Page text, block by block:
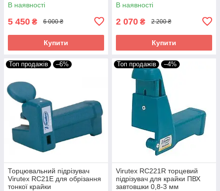
В наявності
5 450 ₴ 6 000 ₴
Купити
В наявності
2 070 ₴ 2 200 ₴
Купити
Топ продажів –6%
Торцювальний підрізувач
Virutex RC21E для обрізання
тонкої крайки
Топ продажів –4%
Virutex RC221R торцевий
підрізувач для крайки ПВХ
завтовшки 0,8-3 мм